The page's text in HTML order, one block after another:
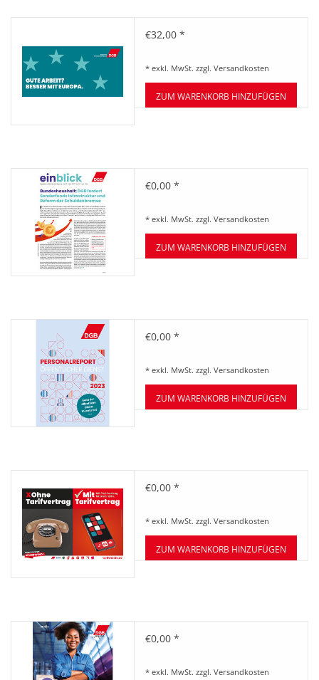
Banner Europawahl 2024
€32,00 *
* exkl. MwSt. zzgl.Versandkosten
ZUM WARENKORB HINZUFÜGEN
Zeitung einblick
€0,00 *
* exkl. MwSt. zzgl.Versandkosten
ZUM WARENKORB HINZUFÜGEN
DGB Personalreport
€0,00 *
* exkl. MwSt. zzgl.Versandkosten
ZUM WARENKORB HINZUFÜGEN
Tarifwende Plakat: Motiv
€0,00 *
* exkl. MwSt. zzgl.Versandkosten
ZUM WARENKORB HINZUFÜGEN
Qualitätsreport
€0,00 *
* exkl. MwSt. zzgl.Versandkosten